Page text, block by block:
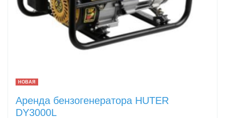
НОВАЯ
Аренда бензогенератора HUTER
DY3000L